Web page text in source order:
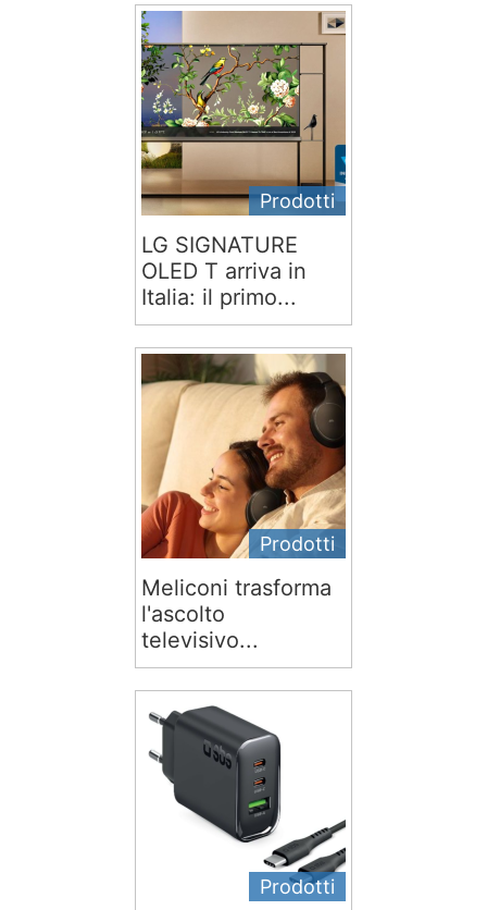
Prodotti
LG SIGNATURE
OLED T arriva in
Italia: il primo...
Prodotti
Meliconi trasforma
l'ascolto
televisivo...
Prodotti